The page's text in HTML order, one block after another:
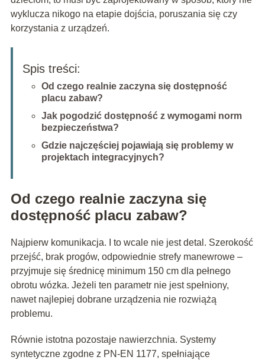
wyklucza nikogo na etapie dojścia, poruszania się czy
korzystania z urządzeń.
Spis treści:
Od czego realnie zaczyna się dostępność
placu zabaw?
Jak pogodzić dostępność z wymogami norm
bezpieczeństwa?
Gdzie najczęściej pojawiają się problemy w
projektach integracyjnych?
Od czego realnie zaczyna się
dostępność placu zabaw?
Najpierw komunikacja. I to wcale nie jest detal. Szerokość
przejść, brak progów, odpowiednie strefy manewrowe –
przyjmuje się średnicę minimum 150 cm dla pełnego
obrotu wózka. Jeżeli ten parametr nie jest spełniony,
nawet najlepiej dobrane urządzenia nie rozwiążą
problemu.
Równie istotna pozostaje nawierzchnia. Systemy
syntetyczne zgodne z PN-EN 1177, spełniające